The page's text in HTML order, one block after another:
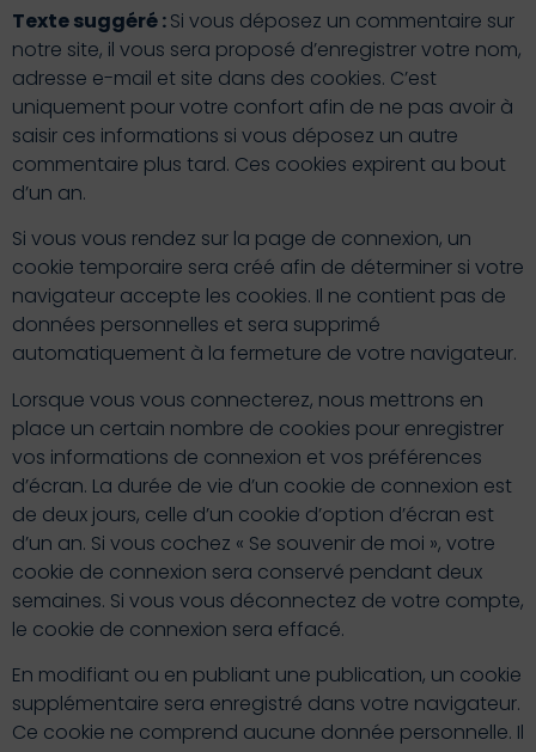
Texte suggéré :Si vous déposez un commentaire sur
notre site, il vous sera proposé d’enregistrer votre nom,
adresse e-mail et site dans des cookies. C’est
uniquement pour votre confort afin de ne pas avoir à
saisir ces informations si vous déposez un autre
commentaire plus tard. Ces cookies expirent au bout
d’un an.
Si vous vous rendez sur la page de connexion, un
cookie temporaire sera créé afin de déterminer si votre
navigateur accepte les cookies. Il ne contient pas de
données personnelles et sera supprimé
automatiquement à la fermeture de votre navigateur.
Lorsque vous vous connecterez, nous mettrons en
place un certain nombre de cookies pour enregistrer
vos informations de connexion et vos préférences
d’écran. La durée de vie d’un cookie de connexion est
de deux jours, celle d’un cookie d’option d’écran est
d’un an. Si vous cochez « Se souvenir de moi », votre
cookie de connexion sera conservé pendant deux
semaines. Si vous vous déconnectez de votre compte,
le cookie de connexion sera effacé.
En modifiant ou en publiant une publication, un cookie
supplémentaire sera enregistré dans votre navigateur.
Ce cookie ne comprend aucune donnée personnelle. Il